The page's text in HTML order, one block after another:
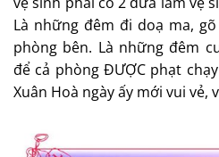
Là những đêm đi doạ ma,
phòng bên. Là những đêm
để cả phòng ĐƯỢC phạt
Xuân Hoà ngày ấy mới vui vẻ,